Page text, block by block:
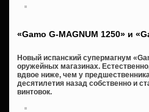
«Gamo G-MAGNUM 1250» и
Новый испанский супермагнум
оружейных магазинах.
вдвое ниже, чем у
десятилетия назад собственно и
винтовок.